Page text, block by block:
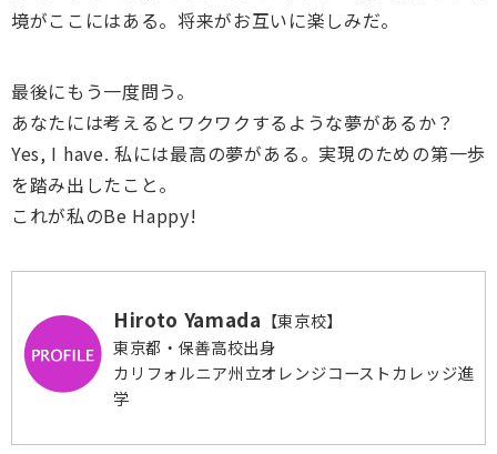
境がここにはある。将来がお互いに楽しみだ。
最後にもう一度問う。
あなたには考えるとワクワクするような夢があるか？
Yes, I have. 私には最高の夢がある。実現のための第一歩
を踏み出したこと。
これが私のBe Happy!
Hiroto Yamada 【東京校】
東京都・保善高校出身
カリフォルニア州立オレンジコーストカレッジ進
学